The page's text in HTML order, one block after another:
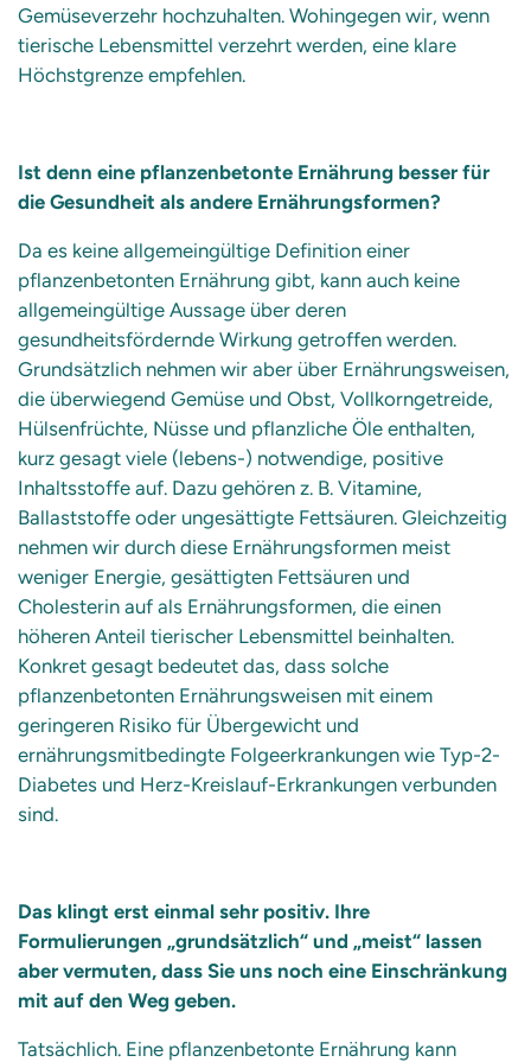
Gemüseverzehr hochzuhalten. Wohingegen wir, wenn
tierische Lebensmittel verzehrt werden, eine klare
Höchstgrenze empfehlen.
Ist denn eine pflanzenbetonte Ernährung besser für
die Gesundheit als andere Ernährungsformen?
Da es keine allgemeingültige Definition einer
pflanzenbetonten Ernährung gibt, kann auch keine
allgemeingültige Aussage über deren
gesundheitsfördernde Wirkung getroffen werden.
Grundsätzlich nehmen wir aber über Ernährungsweisen,
die überwiegend Gemüse und Obst, Vollkorngetreide,
Hülsenfrüchte, Nüsse und pflanzliche Öle enthalten,
kurz gesagt viele (lebens-) notwendige, positive
Inhaltsstoffe auf. Dazu gehören z. B. Vitamine,
Ballaststoffe oder ungesättigte Fettsäuren. Gleichzeitig
nehmen wir durch diese Ernährungsformen meist
weniger Energie, gesättigten Fettsäuren und
Cholesterin auf als Ernährungsformen, die einen
höheren Anteil tierischer Lebensmittel beinhalten.
Konkret gesagt bedeutet das, dass solche
pflanzenbetonten Ernährungsweisen mit einem
geringeren Risiko für Übergewicht und
ernährungsmitbedingte Folgeerkrankungen wie Typ-2-
Diabetes und Herz-Kreislauf-Erkrankungen verbunden
sind.
Das klingt erst einmal sehr positiv. Ihre
Formulierungen „grundsätzlich“ und „meist“ lassen
aber vermuten, dass Sie uns noch eine Einschränkung
mit auf den Weg geben.
Tatsächlich. Eine pflanzenbetonte Ernährung kann